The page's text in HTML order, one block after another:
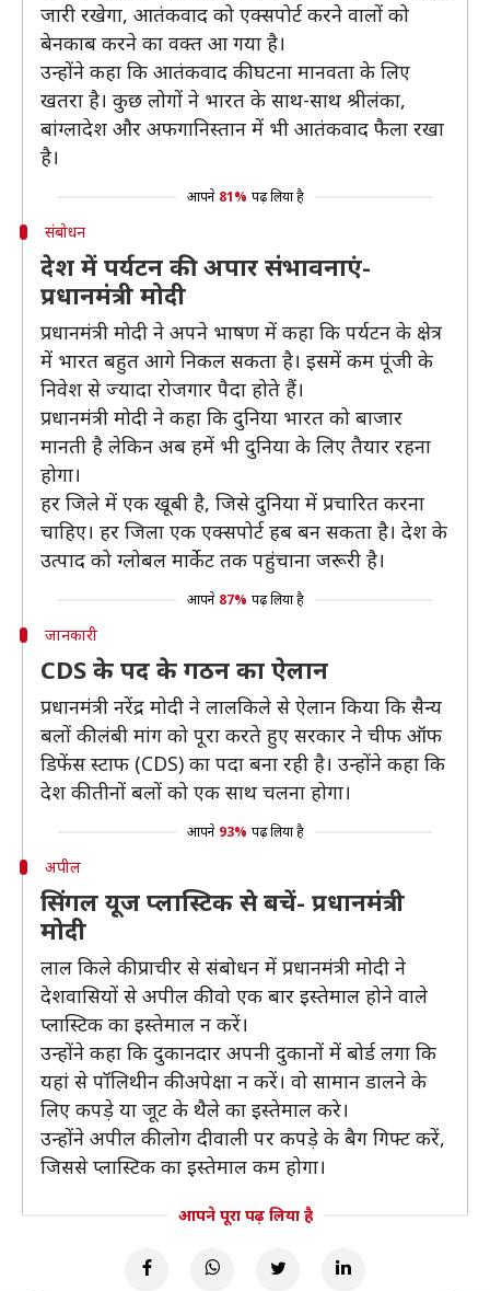
जारी रखेगा, आतंकवाद को एक्सपोर्ट करने वालों को
बेनकाब करने का वक्त आ गया है।
उन्होंने कहा कि आतंकवाद की घटना मानवता के लिए
खतरा है। कुछ लोगों ने भारत के साथ-साथ श्रीलंका,
बांग्लादेश और अफगानिस्तान में भी आतंकवाद फैला रखा
है।
आपने 81% पढ़ लिया है
संबोधन
देश में पर्यटन की अपार संभावनाएं-
प्रधानमंत्री मोदी
प्रधानमंत्री मोदी ने अपने भाषण में कहा कि पर्यटन के क्षेत्र
में भारत बहुत आगे निकल सकता है। इसमें कम पूंजी के
निवेश से ज्यादा रोजगार पैदा होते हैं।
प्रधानमंत्री मोदी ने कहा कि दुनिया भारत को बाजार
मानती है लेकिन अब हमें भी दुनिया के लिए तैयार रहना
होगा।
हर जिले में एक खूबी है, जिसे दुनिया में प्रचारित करना
चाहिए। हर जिला एक एक्सपोर्ट हब बन सकता है। देश के
उत्पाद को ग्लोबल मार्केट तक पहुंचाना जरूरी है।
आपने 87% पढ़ लिया है
जानकारी
CDS के पद के गठन का ऐलान
प्रधानमंत्री नरेंद्र मोदी ने लालकिले से ऐलान किया कि सैन्य
बलों की लंबी मांग को पूरा करते हुए सरकार ने चीफ ऑफ
डिफेंस स्टाफ (CDS) का पदा बना रही है। उन्होंने कहा कि
देश की तीनों बलों को एक साथ चलना होगा।
आपने 93% पढ़ लिया है
अपील
सिंगल यूज प्लास्टिक से बचें- प्रधानमंत्री
मोदी
लाल किले की प्राचीर से संबोधन में प्रधानमंत्री मोदी ने
देशवासियों से अपील की वो एक बार इस्तेमाल होने वाले
प्लास्टिक का इस्तेमाल न करें।
उन्होंने कहा कि दुकानदार अपनी दुकानों में बोर्ड लगा कि
यहां से पॉलिथीन की अपेक्षा न करें। वो सामान डालने के
लिए कपड़े या जूट के थैले का इस्तेमाल करे।
उन्होंने अपील की लोग दीवाली पर कपड़े के बैग गिफ्ट करें,
जिससे प्लास्टिक का इस्तेमाल कम होगा।
आपने पूरा पढ़ लिया है